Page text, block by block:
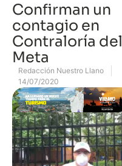
Confirman un
contagio en
Contraloría del
Meta
Redacción Nuestro Llano
14/07/2020